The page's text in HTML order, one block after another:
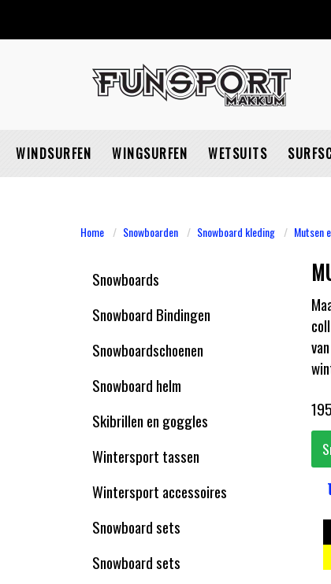
WINDSURFEN WINGSURFEN WETSUITS
Home Snowboarden Snowboard kleding Mutsen
Snowboards
Snowboard Bindingen
Snowboardschoenen
Snowboard helm
Skibrillen en goggles
Wintersport tassen
Wintersport accessoires
Snowboard sets
Snowboard sets